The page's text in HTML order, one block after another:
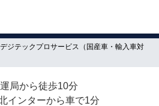
ジテックプロサービス（国産車・輸入車対
局から徒歩10分
インターから車で1分